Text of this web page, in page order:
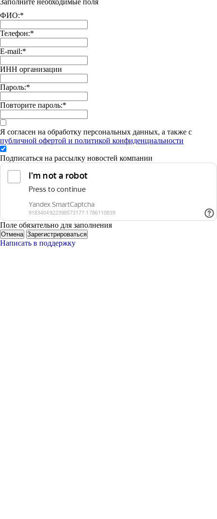
Заполните необходимые поля
ФИО:*
Телефон:*
E-mail:*
ИНН организации
Пароль:*
Повторите пароль:*
Я согласен на обработку персональных данных, а также с
публичной офертой и политикой конфиденциальности
Подписаться на рассылку новостей компании
Поле обязательно для заполнения
Отмена Зарегистрироваться
Написать в поддержку